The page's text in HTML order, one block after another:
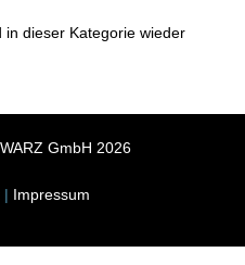
dieser Kategorie wieder
GmbH 2026
| Impressum